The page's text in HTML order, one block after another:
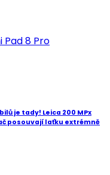
Pad 8 Pro
je tady! Leica 200 MPx
posouvají laťku extrémně